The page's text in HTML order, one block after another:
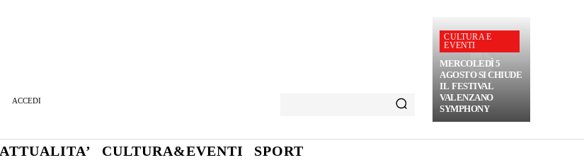
ACCEDI
CULTURA E
EVENTI
MERCOLEDÌ 5
AGOSTO SI CHIUDE
IL FESTIVAL
VALENZANO
SYMPHONY
ATTUALITA’ CULTURA&EVENTI SPORT